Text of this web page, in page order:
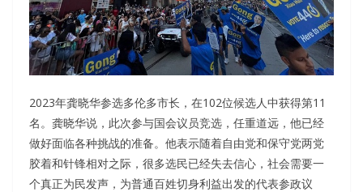
2023年龚晓华参选多伦多市长，在102位候选人中获得第11
名。龚晓华说，此次参与国会议员竞选，任重道远，他已经
做好面临各种挑战的准备。他表示随着自由党和保守党两党
胶着和针锋相对之际，很多选民已经失去信心，社会需要一
个真正为民发声，为普通百姓切身利益出发的代表参政议